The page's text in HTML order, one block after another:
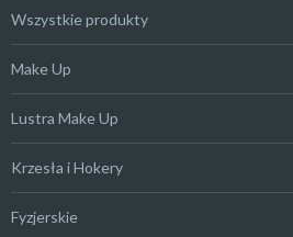
Wszystkie produkty
Make Up
Lustra Make Up
Krzesła i Hokery
Fyzjerskie